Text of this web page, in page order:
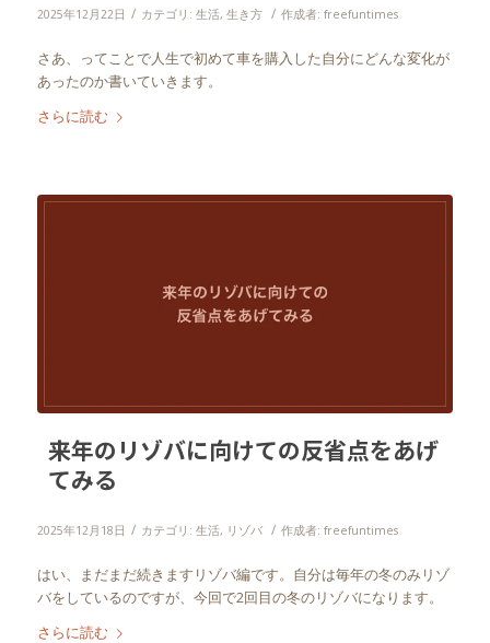
2025年12月22日 / カテゴリ: 生活, 生き方 / 作成者: freefuntimes
さあ、ってことで人生で初めて車を購入した自分にどんな変化が
あったのか書いていきます。
さらに読む
来年のリゾバに向けての反省点をあげ
てみる
2025年12月18日 / カテゴリ: 生活, リゾバ / 作成者: freefuntimes
はい、まだまだ続きますリゾバ編です。自分は毎年の冬のみリゾ
バをしているのですが、今回で2回目の冬のリゾバになります。
さらに読む